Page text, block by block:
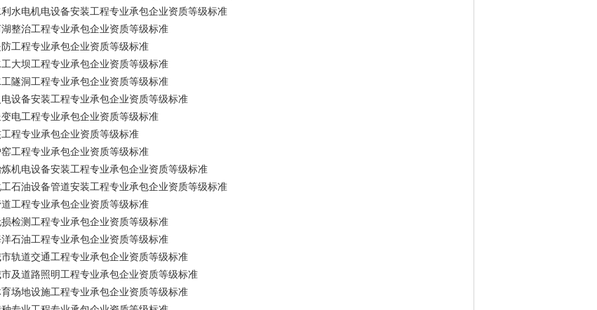
水电机电设备安装工程专业承包企业资质等级标准
整治工程专业承包企业资质等级标准
工程专业承包企业资质等级标准
大坝工程专业承包企业资质等级标准
隧洞工程专业承包企业资质等级标准
设备安装工程专业承包企业资质等级标准
电工程专业承包企业资质等级标准
程专业承包企业资质等级标准
工程专业承包企业资质等级标准
机电设备安装工程专业承包企业资质等级标准
石油设备管道安装工程专业承包企业资质等级标准
工程专业承包企业资质等级标准
检测工程专业承包企业资质等级标准
石油工程专业承包企业资质等级标准
轨道交通工程专业承包企业资质等级标准
及道路照明工程专业承包企业资质等级标准
场地设施工程专业承包企业资质等级标准